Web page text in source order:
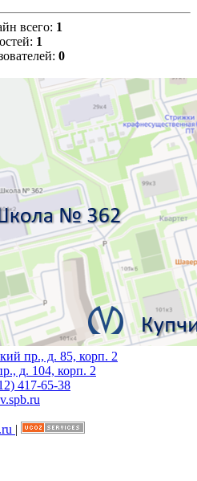
всего: 1
1
0
пр., д. 85, корп. 2
д. 104, корп. 2
417-65-38
|